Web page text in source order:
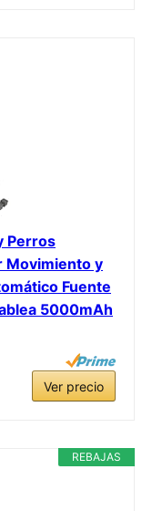
Perros
Movimiento y
Fuente
5000mAh
Ver precio
REBAJAS